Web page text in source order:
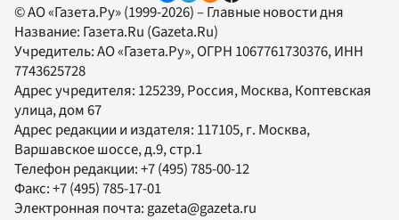
© АО «Газета.Ру» (1999-2026) – Главные новости дня
Название: Газета.Ru (Gazeta.Ru)
Учредитель:АО «Газета.Ру», ОГРН 1067761730376, ИНН
7743625728
Адрес учредителя: 125239, Россия, Москва, Коптевская
улица, дом 67
Адрес редакции и издателя: 117105, г. Москва,
Варшавское шоссе, д.9, стр.1
Телефон редакции:+7 (495) 785-00-12
Факс:+7 (495) 785-17-01
Электронная почта: gazeta@gazeta.ru